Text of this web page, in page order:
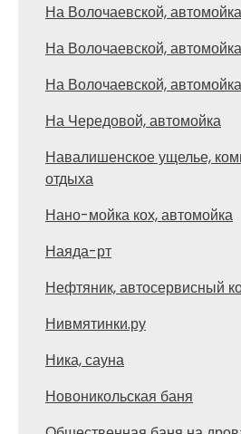
На Волочаевской, автомойка
На Волочаевской, автомойка
На Волочаевской, автомойка
На Чередовой, автомойка
Навалишенское ущелье,
отдыха
Нано-мойка кох, автомойка
Наяда-рт
Нефтяник, автосервисный
Нивмятинки.ру
Ника, сауна
Новоникольская баня